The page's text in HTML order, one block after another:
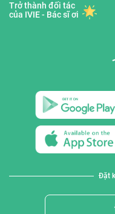
Trở thành đối tác
của IVIE - Bác sĩ ơi
Đặt